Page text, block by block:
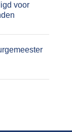
voor